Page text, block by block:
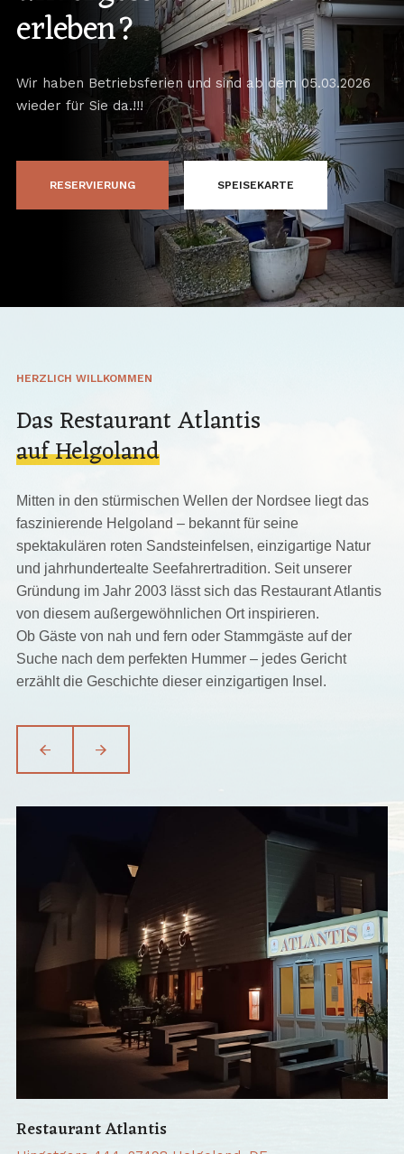
erleben?
Wir haben Betriebsferien und sind ab dem 05.03.2026
wieder für Sie da.!!!
RESERVIERUNG SPEISEKARTE
HERZLICH WILLKOMMEN
Das Restaurant Atlantis
auf Helgoland
Mitten in den stürmischen Wellen der Nordsee liegt das
faszinierende Helgoland – bekannt für seine
spektakulären roten Sandsteinfelsen, einzigartige Natur
und jahrhundertealte Seefahrertradition. Seit unserer
Gründung im Jahr 2003 lässt sich das Restaurant Atlantis
von diesem außergewöhnlichen Ort inspirieren.
Ob Gäste von nah und fern oder Stammgäste auf der
Suche nach dem perfekten Hummer – jedes Gericht
erzählt die Geschichte dieser einzigartigen Insel.
Restaurant Atlantis